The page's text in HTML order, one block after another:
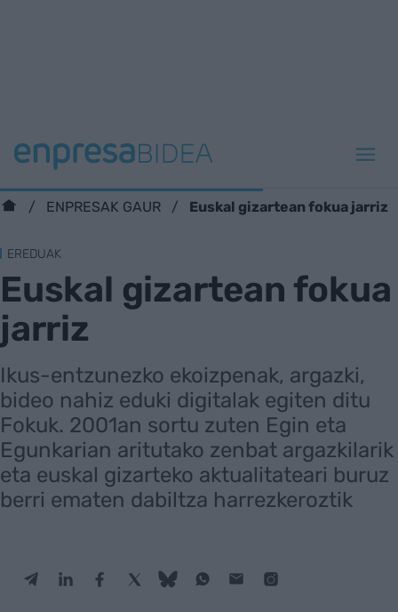
ENPRESAK GAUR Euskal gizartean fokua jarriz
EREDUAK
Euskal gizartean fokua
jarriz
Ikus-entzunezko ekoizpenak, argazki,
bideo nahiz eduki digitalak egiten ditu
Fokuk. 2001an sortu zuten Egin eta
Egunkarian aritutako zenbat argazkilarik
eta euskal gizarteko aktualitateari buruz
berri ematen dabiltza harrezkeroztik